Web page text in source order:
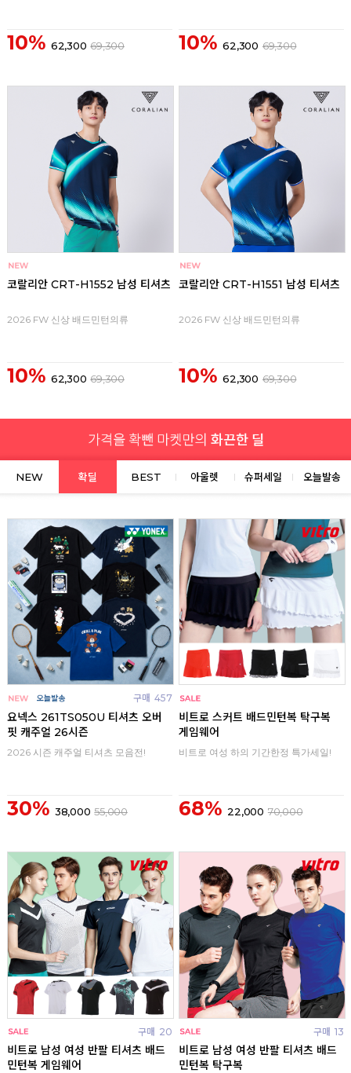
10% 62,300 69,300 10% 62,300 69,300
코랄리안 CRT-H1552 남성 티셔츠
2026 FW 신상 배드민턴의류
10% 62,300 69,300
코랄리안 CRT-H1551 남성 티셔츠
2026 FW 신상 배드민턴의류
10% 62,300 69,300
NEW 확딜 BEST 아울렛 슈퍼세일 오늘발송
구매 457
요넥스 261TS050U 티셔츠 오버
핏 캐주얼 26시즌
2026 시즌 캐주얼 티셔츠 모음전!
30% 38,000 55,000
비트로 스커트 배드민턴복 탁구복
게임웨어
비트로 여성 하의 기간한정 특가세일!
68% 22,000 70,000
구매 20
비트로 남성 여성 반팔 티셔츠 배드
민턴복 게임웨어
구매 13
비트로 남성 여성 반팔 티셔츠 배드
민턴복 탁구복